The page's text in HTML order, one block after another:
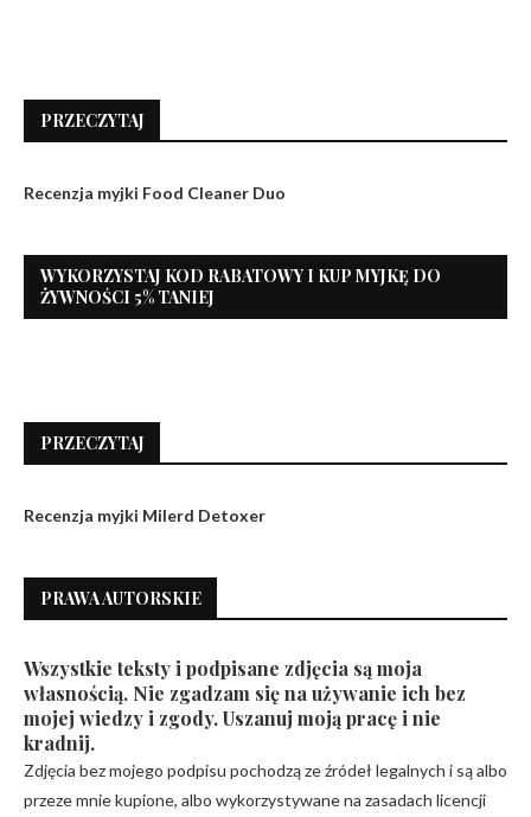
PRZECZYTAJ
Recenzja myjki Food Cleaner Duo
WYKORZYSTAJ KOD RABATOWY I KUP MYJKĘ DO
ŻYWNOŚCI 5% TANIEJ
PRZECZYTAJ
Recenzja myjki Milerd Detoxer
PRAWA AUTORSKIE
Wszystkie teksty i podpisane zdjęcia są moja
własnością. Nie zgadzam się na używanie ich bez
mojej wiedzy i zgody. Uszanuj moją pracę i nie
kradnij.
Zdjęcia bez mojego podpisu pochodzą ze źródeł legalnych i są albo
przeze mnie kupione, albo wykorzystywane na zasadach licencji